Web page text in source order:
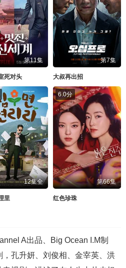
第11集
死对头
第7集
大叔再出招
12集全
里
6.0分
第66集
红色珍珠
A出品、Big Ocean I.M制
孔升妍、刘俊相、金宰英、洪